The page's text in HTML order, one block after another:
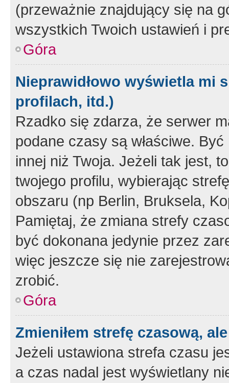
(przeważnie znajdujący się na
wszystkich Twoich ustawień i
Góra
Nieprawidłowo wyświetla mi
profilach, itd.)
Rzadko się zdarza, że serwer
podane czasy są właściwe.
innej niż Twoja. Jeżeli tak jest,
twojego profilu, wybierając
obszaru (np Berlin, Bruksela,
Pamiętaj, że zmiana strefy
być dokonana jedynie przez
więc jeszcze się nie
zrobić.
Góra
Zmieniłem strefę czasową,
Jeżeli ustawiona strefa czasu
a czas nadal jest wyświetlany